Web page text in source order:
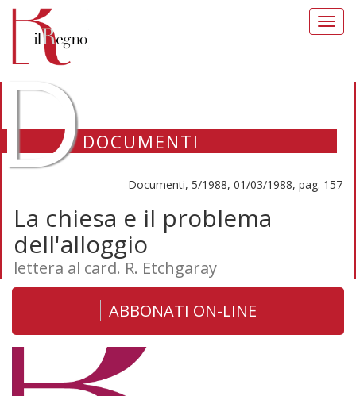
DOCUMENTI
Documenti, 5/1988, 01/03/1988, pag. 157
La chiesa e il problema
dell'alloggio
lettera al card. R. Etchgaray
ABBONATI ON-LINE